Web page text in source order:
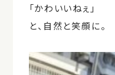
「かわいいねぇ」
と、自然と笑顔に。